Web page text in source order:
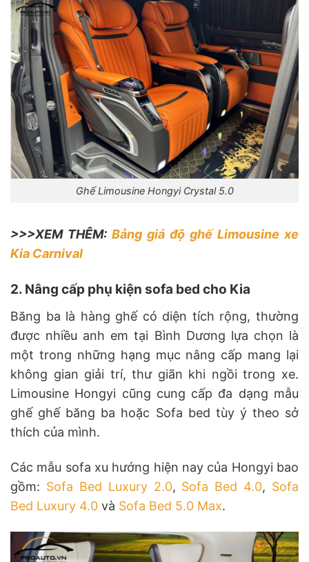
Ghế Limousine Hongyi Crystal 5.0
>>>XEM THÊM: Bảng giá độ ghế Limousine xe
Kia Carnival
2. Nâng cấp phụ kiện sofa bed cho Kia
Băng ba là hàng ghế có diện tích rộng, thường
được nhiều anh em tại Bình Dương lựa chọn là
một trong những hạng mục nâng cấp mang lại
không gian giải trí, thư giãn khi ngồi trong xe.
Limousine Hongyi cũng cung cấp đa dạng mẫu
ghế ghế băng ba hoặc Sofa bed tùy ý theo sở
thích của mình.
Các mẫu sofa xu hướng hiện nay của Hongyi bao
gồm: Sofa Bed Luxury 2.0, Sofa Bed 4.0, Sofa
Bed Luxury 4.0 và Sofa Bed 5.0 Max.